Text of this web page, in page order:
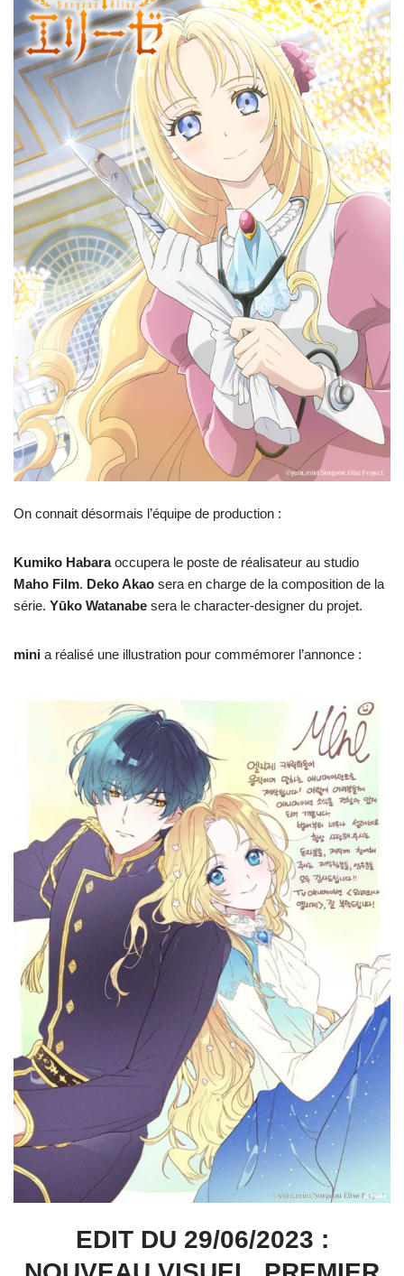
On connait désormais l’équipe de production :
Kumiko Habaraoccupera le poste de réalisateur au studio
Maho Film. Deko Akao sera en charge de la composition de la
série. Yūko Watanabe sera le character-designer du projet.
mini a réalisé une illustration pour commémorer l’annonce :
EDIT DU 29/06/2023 :